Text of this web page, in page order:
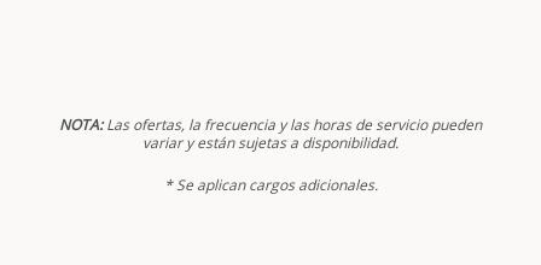
NOTA:Las ofertas, la frecuencia y las horas de servicio pueden
variar y están sujetas a disponibilidad.
* Se aplican cargos adicionales.